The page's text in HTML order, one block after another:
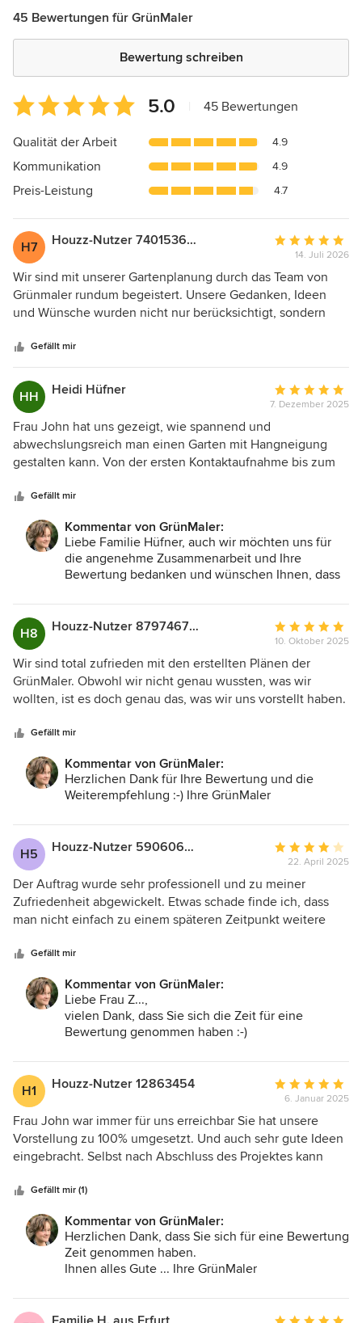
45 Bewertungen für GrünMaler
Bewertung schreiben
Durchschnittliche
Bewertung:
5
5
Sternen
5.0 45 Bewertungen
Qualität der Arbeit 4.9
Kommunikation 4.9
Preis-Leistung 4.7
H7 Houzz-Nutzer 740153647
Bewertung:
5
von
5
14. Juli 2026
Wir sind mit unserer Gartenplanung durch das Team von
Grünmaler rundum begeistert. Unsere Gedanken, Ideen
und Wünsche wurden nicht nur berücksichtigt, sondern
beeindruckt hat uns, wie in unserem kleinen Garten
verschiedene, harmonische Bereiche entstanden sind, die
ihm Struktur und eine besondere Atmosphäre verleihen. Es
wurde wirklich alles integriert, was auf der begrenzten
Fläche möglich war – mit vielen tollen Ideen und einem
Blick fürs Detail. Wir fühlen uns bestens beraten und freuen
uns jetzt riesig auf die Umsetzung unseres Traumgartens.
Vielen Dank an das gesamte Team von Grünmaler –
absolute Empfehlung!
Gefällt mir
HH Heidi Hüfner
Bewertung:
von
5
7. Dezember 2025
Frau John hat uns gezeigt, wie spannend und
abwechslungsreich man einen Garten mit Hangneigung
gestalten kann. Von der ersten Kontaktaufnahme bis zum
Monate. Wir danken für die freundliche Zusammenarbeit.
Gefällt mir
Kommentar von GrünMaler:
Liebe Familie Hüfner, auch wir möchten uns für
die angenehme Zusammenarbeit und Ihre
Bewertung bedanken und wünschen Ihnen, dass
fühlen werden. Alles Gute...Ihre GrünMaler
H8
Houzz-Nutzer 879746779
Bewertung:
5
von
5
10. Oktober 2025
Wir sind total zufrieden mit den erstellten Plänen der
GrünMaler. Obwohl wir nicht genau wussten, was wir
wollten, ist es doch genau das, was wir uns vorstellt haben.
zuverlässig. Bereits im Erstgespräch wurden viele Inputs
gegeben, die im Laufe der Zeit immer weiter verfeinert
wurden. Die Details wurden alle mit unseren örtlichen
Gegebenheiten abgestimmt und nun liegen die fertigen
Pläne ausgedruckt vor uns und wir freuen uns schon jetzt
auf die Umsetzung und das Endergebnis. Vielen Dank für
die tolle Arbeit. Wir würden uns jederzeit wieder für die
GrünMaler entscheiden und haben sie bereits an Bekannte
weiterempfohlen.
Gefällt mir
Kommentar von GrünMaler:
Herzlichen Dank für Ihre Bewertung und die
Weiterempfehlung :-) Ihre GrünMaler
H5 Houzz-Nutzer 590606397
Bewertung:
4
von
5
22. April 2025
Der Auftrag wurde sehr professionell und zu meiner
Zufriedenheit abgewickelt. Etwas schade finde ich, dass
man nicht einfach zu einem späteren Zeitpunkt weitere
Bemaßung integriert ist.
Gefällt mir
Kommentar von GrünMaler:
Liebe Frau Z...,
vielen Dank, dass Sie sich die Zeit für eine
Bewertung genommen haben :-)
aufgreift und dem Kunden ein erstes Raumgefühl
vermitteln soll, keine Bemaßung vorgenommen
werden, da diese schlichtweg nicht zu erkennen
wäre. Im weiterführenden Planungsschritt werden
dann Maße und Mengen im Rahmen der
Ausführungsplanung in einem Werkplan
dargestellt. Da unsere Pläne grundsätzlich
Maße aber auch nach dem Druck mit dem Lineal
Computer ermitteln.
Wie bei unserem letzten Telefonat besprochen, ist
es natürlich möglich, Pläne nachzubuchen, wenn
der Auftrag dazu spätestens 2 Wochen nach
H1 Houzz-Nutzer 12863454
Bewertung:
5
von
5
6. Januar 2025
Frau John war immer für uns erreichbar Sie hat unsere
Vorstellung zu 100% umgesetzt. Und auch sehr gute Ideen
eingebracht. Selbst nach Abschluss des Projektes kann
Projekt plant weiterempfehlen.
Gefällt mir (1)
Kommentar von GrünMaler:
Herzlichen Dank, dass Sie sich für eine Bewertung
Zeit genommen haben.
Ihnen alles Gute ... Ihre GrünMaler